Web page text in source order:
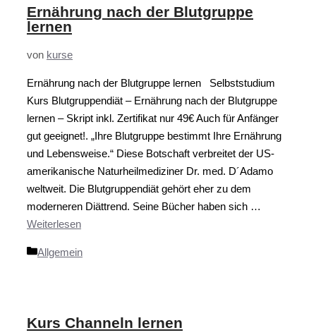
Ernährung nach der Blutgruppe
lernen
von kurse
Ernährung nach der Blutgruppe lernen Selbststudium
Kurs Blutgruppendiät – Ernährung nach der Blutgruppe
lernen – Skript inkl. Zertifikat nur 49€ Auch für Anfänger
gut geeignet!. „Ihre Blutgruppe bestimmt Ihre Ernährung
und Lebensweise.“ Diese Botschaft verbreitet der US-
amerikanische Naturheilmediziner Dr. med. D´Adamo
weltweit. Die Blutgruppendiät gehört eher zu dem
moderneren Diättrend. Seine Bücher haben sich …
Weiterlesen
Kategorien
Allgemein
Kurs Channeln lernen